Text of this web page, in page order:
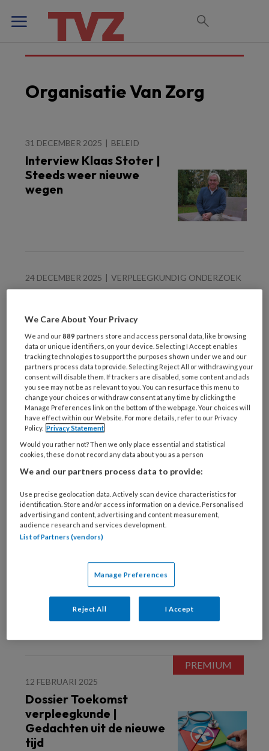
Organisatie Van Zorg
31 DECEMBER 2025 BELEID
Interview Klaas Stoter |
Steeds weer nieuwe
wegen
24 DECEMBER 2025 VERPLEEGKUNDIG ONDERZOEK
Op weg naar zorgzame
26 MAART 2025 KWALITEIT
Een actueel
promotieonderzoek
uitgelicht |
Familieparticipatie op
de IC
Dossier Toekomst
verpleegkunde | De
synthese
12 FEBRUARI 2025
Dossier Toekomst
verpleegkunde |
Gedachten uit de nieuwe
tijd
We Care About Your Privacy
We and our889 partners store and access personal data, like browsing
data or unique identifiers, on your device. Selecting I Accept enables
tracking technologies to support the purposes shown under we and our
partners process data to provide. Selecting Reject All or withdrawing your
consent will disable them. If trackers are disabled, some content and ads
you see may not be as relevant to you. You can resurface this menu to
change your choices or withdraw consent at any time by clicking the
Manage Preferences link on the bottom of the webpage. Your choices will
have effect within our Website. For more details, refer to our Privacy
Policy. Privacy Statement
Would you rather not? Then we only place essential and statistical
cookies, these do not record any data about you as a person
We and our partners process data to provide:
Use precise geolocation data. Actively scan device characteristics for
identification. Store and/or access information on a device. Personalised
advertising and content, advertising and content measurement,
audience research and services development.
List of Partners (vendors)
Manage Preferences
Reject All I Accept